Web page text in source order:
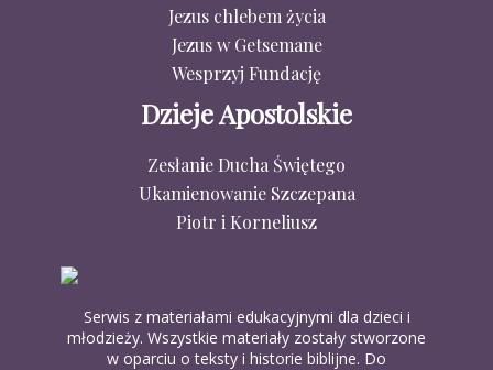
Jezus chlebem życia
Jezus w Getsemane
Wesprzyj Fundację
Dzieje Apostolskie
Zesłanie Ducha Świętego
Ukamienowanie Szczepana
Piotr i Korneliusz
Serwis z materiałami edukacyjnymi dla dzieci i
młodzieży. Wszystkie materiały zostały stworzone
w oparciu o teksty i historie biblijne. Do